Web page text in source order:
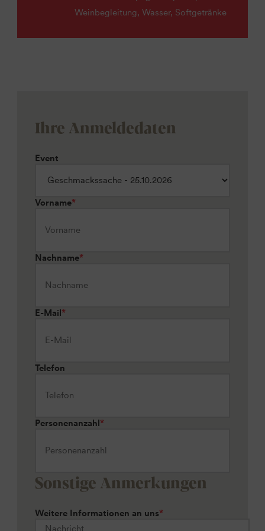
Weinbegleitung, Wasser, Softgetränke
Ihre Anmeldedaten
Event
Vorname*
Nachname*
E-Mail*
Telefon
Personenanzahl*
Sonstige Anmerkungen
Weitere Informationen an uns*